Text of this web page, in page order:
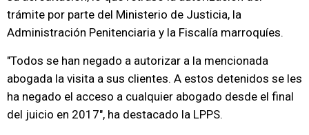
trámite por parte del Ministerio de Justicia, la
Administración Penitenciaria y la Fiscalía marroquíes.
"Todos se han negado a autorizar a la mencionada
abogada la visita a sus clientes. A estos detenidos se les
ha negado el acceso a cualquier abogado desde el final
del juicio en 2017", ha destacado la LPPS.